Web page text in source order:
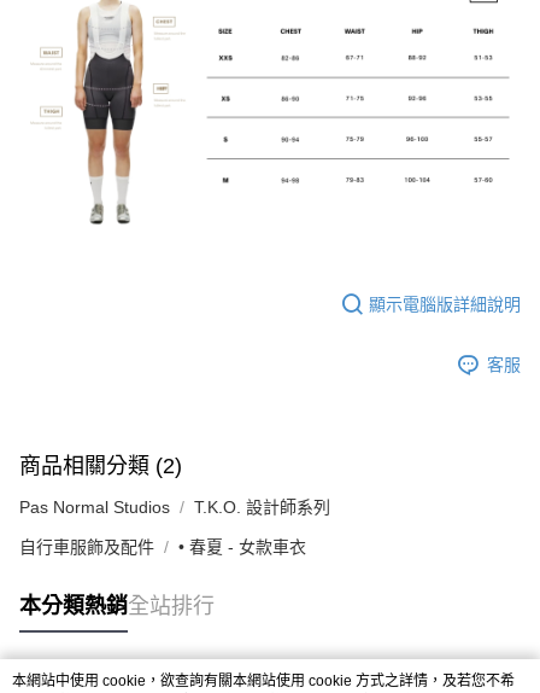
顯示電腦版詳細說明
客服
商品相關分類 (2)
Pas Normal Studios T.K.O. 設計師系列
自行車服飾及配件 • 春夏 - 女款車衣
本分類熱銷全站排行
本網站中使用 cookie，欲查詢有關本網站使用 cookie 方式之詳情，及若您不希